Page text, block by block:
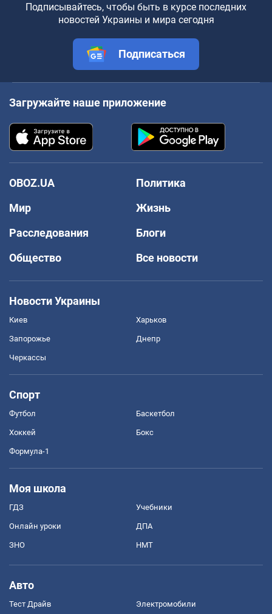
Подписывайтесь, чтобы быть в курсе последних
новостей Украины и мира сегодня
Подписаться
Загружайте наше приложение
OBOZ.UA
Политика
Мир
Жизнь
Расследования
Блоги
Общество
Все новости
Новости Украины
Киев Харьков
Запорожье Днепр
Черкассы
Спорт
Футбол Баскетбол
Хоккей Бокс
Формула-1
Моя школа
ГДЗ Учебники
Онлайн уроки ДПА
ЗНО НМТ
Авто
Тест Драйв Электромобили